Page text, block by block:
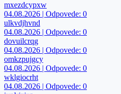
mxezdcypxw
04.08.2026 | Odpovede: 0
ulkvdjhvnd
04.08.2026 | Odpovede: 0
dovuilcrqg
04.08.2026 | Odpovede: 0
omkzpujgcy
04.08.2026 | Odpovede: 0
wklgiocrht
04.08.2026 | Odpovede: 0